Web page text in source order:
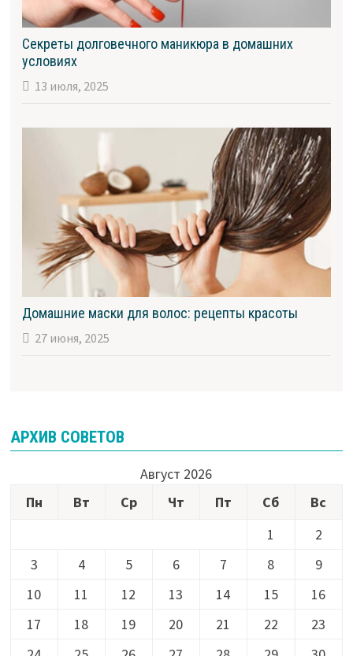
Секреты долговечного маникюра в домашних
условиях
13 июля, 2025
Домашние маски для волос: рецепты красоты
27 июня, 2025
АРХИВ СОВЕТОВ
Август 2026
Пн
Вт Ср Чт Пт Сб
Вс
1
2
3
4 5 6 7 8
9
10
11 12 13 14 15
16
17
18 19 20 21 22
23